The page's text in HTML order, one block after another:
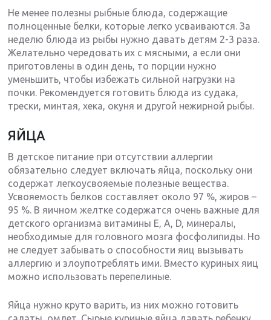
Не менее полезны рыбные блюда, содержащие
полноценные белки, которые легко усваиваются. За
неделю блюда из рыбы нужно давать детям 2-3 раза.
Желательно чередовать их с мясными, а если они
приготовлены в один день, то порции нужно
уменьшить, чтобы избежать сильной нагрузки на
почки. Рекомендуется готовить блюда из судака,
трески, минтая, хека, окуня и другой нежирной рыбы.
ЯЙЦА
В детское питание при отсутствии аллергии
обязательно следует включать яйца, поскольку они
содержат легкоусвояемые полезные вещества.
Усвояемость белков составляет около 97 %, жиров –
95 %. В яичном желтке содержатся очень важные для
детского организма витамины Е, А, D, минералы,
необходимые для головного мозга фосфолипиды. Но
не следует забывать о способности яиц вызывать
аллергию и злоупотреблять ими. Вместо куриных яиц
можно использовать перепелиные.
Яйца нужно круто варить, из них можно готовить